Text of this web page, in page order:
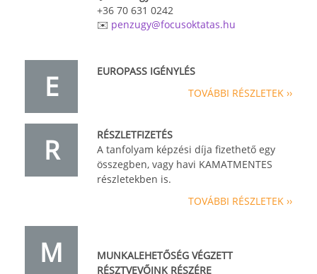
+36 70 631 0242
✉️ penzugy@focusoktatas.hu
E
EUROPASS IGÉNYLÉS
TOVÁBBI RÉSZLETEK ››
R
RÉSZLETFIZETÉS
A tanfolyam képzési díja fizethető egy
összegben, vagy havi KAMATMENTES
részletekben is.
TOVÁBBI RÉSZLETEK ››
M
MUNKALEHETŐSÉG VÉGZETT
RÉSZTVEVŐINK RÉSZÉRE